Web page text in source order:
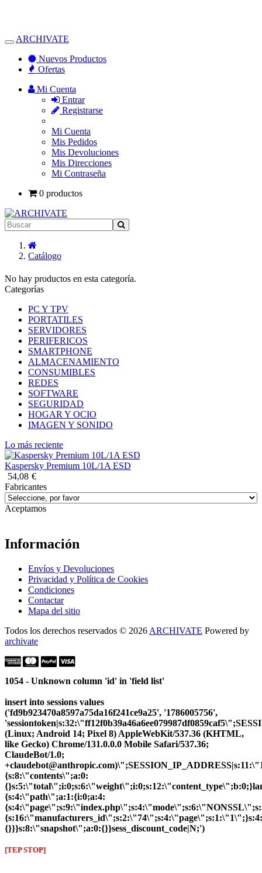
Alternar
Navegación
ARCHIVATE
Nuevos Productos
Ofertas
Mi Cuenta
Entrar
Registrarse
Mi Cuenta
Mis Pedidos
Mis Devoluciones
Mis Direcciones
Mi Contraseña
0 productos
Catálogo
No hay productos en esta categoría.
Categorías
PC Y TPV
PORTATILES
SERVIDORES
PERIFERICOS
SMARTPHONE
ALMACENAMIENTO
CONSUMIBLES
REDES
SOFTWARE
SEGURIDAD
HOGAR Y OCIO
IMAGEN Y SONIDO
Lo más reciente
Kaspersky Premium 10L/1A ESD
54,08 €
Fabricantes
Aceptamos
Información
Envíos y Devoluciones
Privacidad y Política de Cookies
Condiciones
Contactar
Mapa del sitio
Todos los derechos reservados © 2026 ARCHIVATE Powered by
archivate
1054 - Unknown column 'id' in 'field list'
insert into sessions values
('fd9b923470a8597a75da16f241ce9a25', '1786005756',
(Linux; Android 14; Pixel 8) AppleWebKit/537.36 (KHTML,
like Gecko) Chrome/131.0.0.0 Mobile Safari/537.36;
ClaudeBot/1.0;
{s:8:\"contents\";a:0:
{s:4:\"path\";a:1:{i:0;a:4:
{}}}s:8:\"snapshot\";a:0:{}}sess_discount_code|N;')
[TEP STOP]